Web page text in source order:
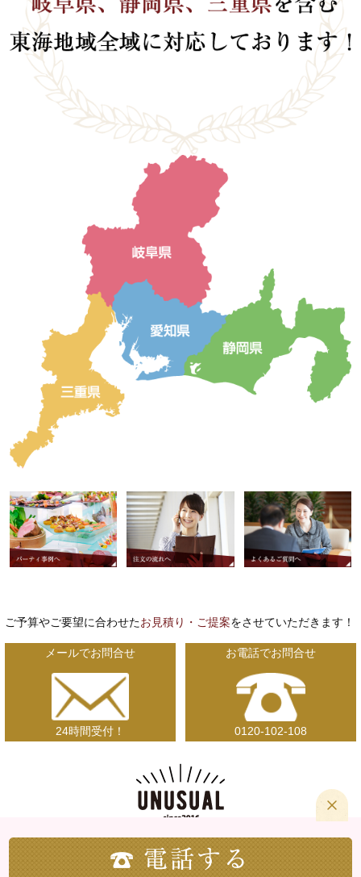
ご予算やご要望に合わせたお見積り・ご提案をさせていただきます！
メールでお問合せ
24時間受付！
お電話でお問合せ
0120-102-108
〒492-8421 愛知県稲沢市高重西町182番地